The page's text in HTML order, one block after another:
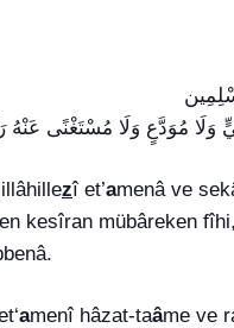
وَلَا مُوَدَّعٍ وَلَا مُسْتَغْنًى عَنْهُ
zî et’amenâ ve
kesîran mübâreken
amenî hâzat-taâme ve